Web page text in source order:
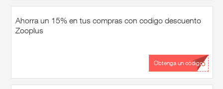
Ahorra un 15% en tus compras con codigo descuento
Zooplus
...15
Obtenga un código